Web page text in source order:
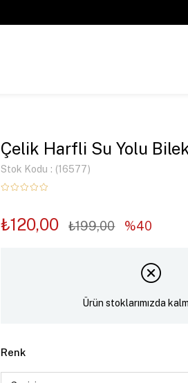
Çelik Harfli Su Yolu
Stok Kodu (16577)
₺199,00
₺120,00 40
Ürün stoklarımızda
Renk